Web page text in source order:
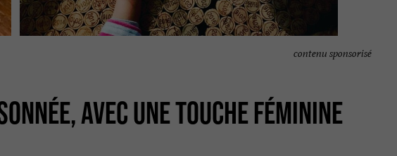
contenu sponsorisé
AVEC UNE TOUCHE FÉMININE